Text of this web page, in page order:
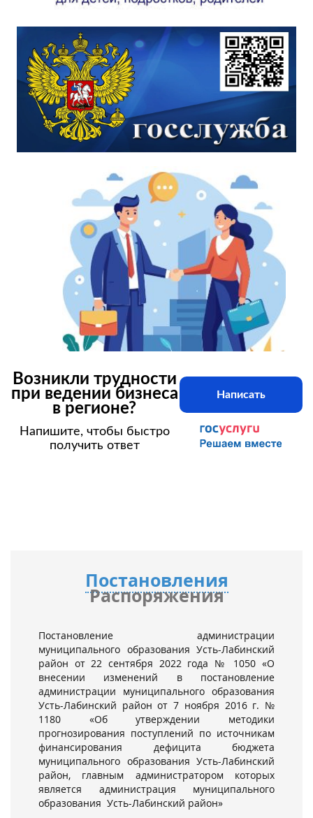
Возникли трудности
при ведении бизнеса
в регионе?
Напишите, чтобы быстро
получить ответ
Написать
Постановления
Распоряжения
Постановление администрации
муниципального образования Усть-Лабинский
район от 22 сентября 2022 года № 1050 «О
внесении изменений в постановление
администрации муниципального образования
Усть-Лабинский район от 7 ноября 2016 г. №
1180 «Об утверждении методики
прогнозирования поступлений по источникам
финансирования дефицита бюджета
муниципального образования Усть-Лабинский
район, главным администратором которых
является администрация муниципального
образования Усть-Лабинский район»